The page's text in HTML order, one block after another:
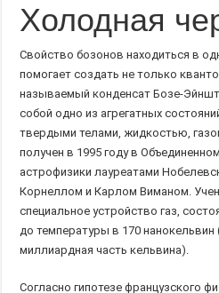
Холодная
Свойство бозонов находиться в
помогает создать не только
называемый конденсат Бозе-
собой одно из агрегатных
твердыми телами, жидкостью,
получен в 1995 году в
астрофизики лауреатами
Корнеллом и Карлом Виманом.
специальное устройство газ,
до температуры в 170
миллиардная часть кельвина).
Согласно гипотезе французского